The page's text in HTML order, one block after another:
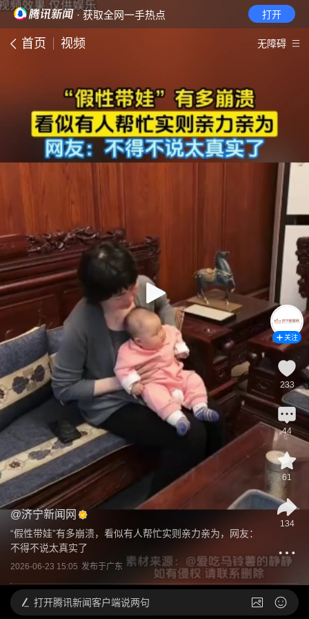
· 获取全网一手热点 打开
首页 视频 无障碍
@济宁新闻网
“假性带娃”有多崩溃，看似有人帮忙实则亲力亲为，网友：
不得不说太真实了
2026-06-23 15:05 发布于广东
关注
233
44
61
134
打开腾讯新闻客户端说两句